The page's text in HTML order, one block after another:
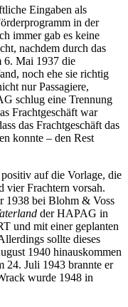
Eingaben als
in der
immer gab es keine
nachdem durch das
6. Mai 1937 die
noch ehe sie richtig
nur Passagiere,
schlug eine Trennung
Frachtgeschäft war
das Frachtgeschäft das
konnte – den Rest
auf die Vorlage, die
vier Frachtern vorsah.
1938 bei Blohm & Voss
der HAPAG in
und mit einer geplanten
sollte dieses
1940 hinauskommen
24. Juli 1943 brannte er
wurde 1948 in